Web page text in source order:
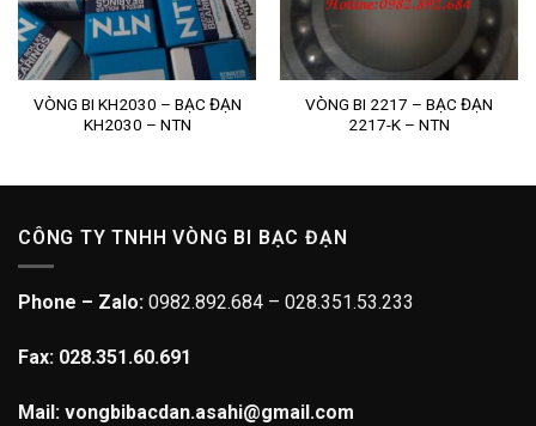
VÒNG BI KH2030 – BẠC ĐẠN
KH2030 – NTN
VÒNG BI 2217 – BẠC ĐẠN
2217-K – NTN
CÔNG TY TNHH VÒNG BI BẠC ĐẠN
Phone – Zalo: 0982.892.684 – 028.351.53.233
Fax: 028.351.60.691
Mail: vongbibacdan.asahi@gmail.com